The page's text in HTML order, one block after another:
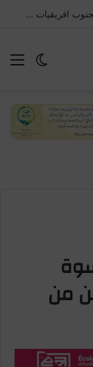
فيلدا يكشف مفاجآت مباراة لبؤات الاطلس ضد الجنوب افريقيات والتي قد تؤهلهن للوصول لكأس العالم
الوضع
من